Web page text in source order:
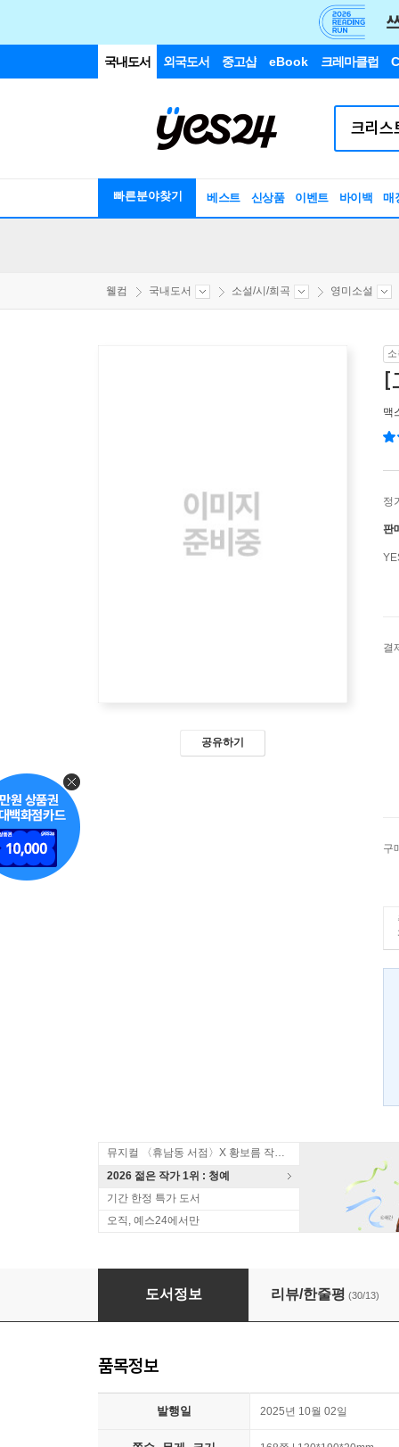
국내도서 외국도서 중고샵 eBook 크레마클럽
빠른분야찾기 베스트 신상품 이벤트 바이백 매
웰컴 국내도서 소설/시/희곡 영미소설
공유하기
[
맥
정
판
결
구
뮤지컬 〈휴남동 서점〉X 황보름 작가 북토크
2026 젊은 작가 1위 : 청예
기간 한정 특가 도서
오직, 예스24에서만
[그래제본소] 샤이 + 영화 스티브 공식 포스터
도서정보 리뷰/한줄평 (30/13)
품목정보
발행일 2025년 10월 02일